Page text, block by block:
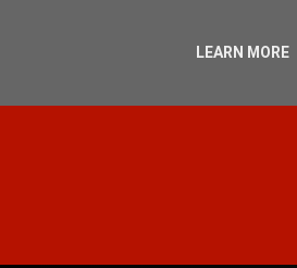
LEARN MORE